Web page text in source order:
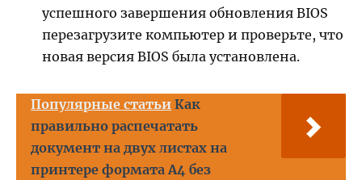
успешного завершения обновления BIOS
перезагрузите компьютер и проверьте, что
новая версия BIOS была установлена.
Популярные статьи Как
правильно распечатать
документ на двух листах на
принтере формата А4 без